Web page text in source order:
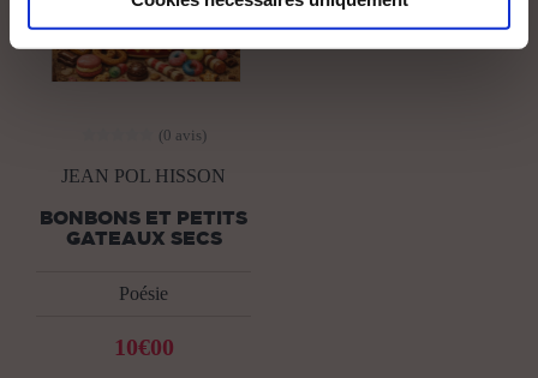
(0 avis)
JEAN POL HISSON
BONBONS ET PETITS
GATEAUX SECS
Poésie
10€00